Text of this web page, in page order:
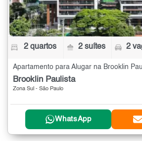
2 quartos 2 suítes 2
Brooklin Paulista
Zona Sul - São Paulo
WhatsApp